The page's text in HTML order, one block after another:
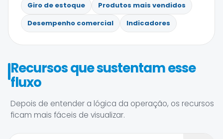
Giro de estoque
Produtos mais vendidos
Desempenho comercial
Indicadores
Recursos que sustentam esse
fluxo
Depois de entender a lógica da operação, os recursos
ficam mais fáceis de visualizar.